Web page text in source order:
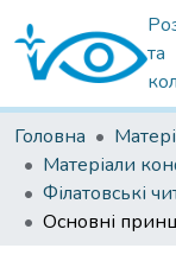
та
Головна
Філатовські